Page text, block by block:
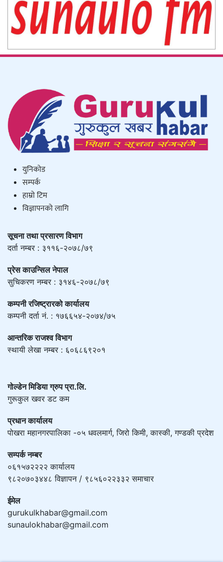
युनिकाेड
सम्पर्क
हाम्राे टिम
विज्ञापनको लागि
सूचना तथा प्रसारण विभाग
दर्ता नम्बर : ३११६-२०७८/७९
प्रेस काउन्सिल नेपाल
सुचिकरण नम्बर : ३१४६-२०७८/७९
कम्पनी रजिष्ट्रारको कार्यालय
कम्पनी दर्ता नं. : १७६६५४-२०७४/७५
आन्तरिक राजश्व विभाग
स्थायी लेखा नम्बर : ६०६८६९२०१
गोल्डेन मिडिया ग्रुप प्रा.लि.
गुरूकुल खवर डट कम
प्रधान कार्यालय
पोखरा महानगरपालिका -०५ धवलमार्ग, जिरो किमी, कास्की, गण्डकी प्रदेश
सम्पर्क नम्बर
०६१५७२२२२ कार्यालय
९८२०७०३४४८ विज्ञापन / ९८५६०२२३३२ समाचार
ईमेल
gurukulkhabar@gmail.com
sunaulokhabar@gmail.com